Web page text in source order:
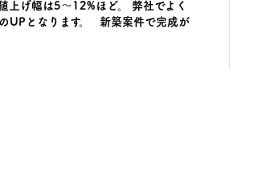
上げ幅は5～12%ほど。 弊社でよく
UPとなります。 新築案件で完成が